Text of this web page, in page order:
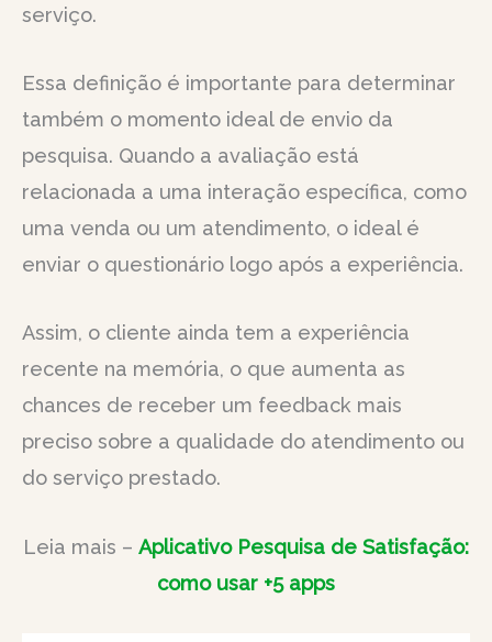
serviço.
Essa definição é importante para determinar
também o momento ideal de envio da
pesquisa. Quando a avaliação está
relacionada a uma interação específica, como
uma venda ou um atendimento, o ideal é
enviar o questionário logo após a experiência.
Assim, o cliente ainda tem a experiência
recente na memória, o que aumenta as
chances de receber um feedback mais
preciso sobre a qualidade do atendimento ou
do serviço prestado.
Leia mais – Aplicativo Pesquisa de Satisfação:
como usar +5 apps